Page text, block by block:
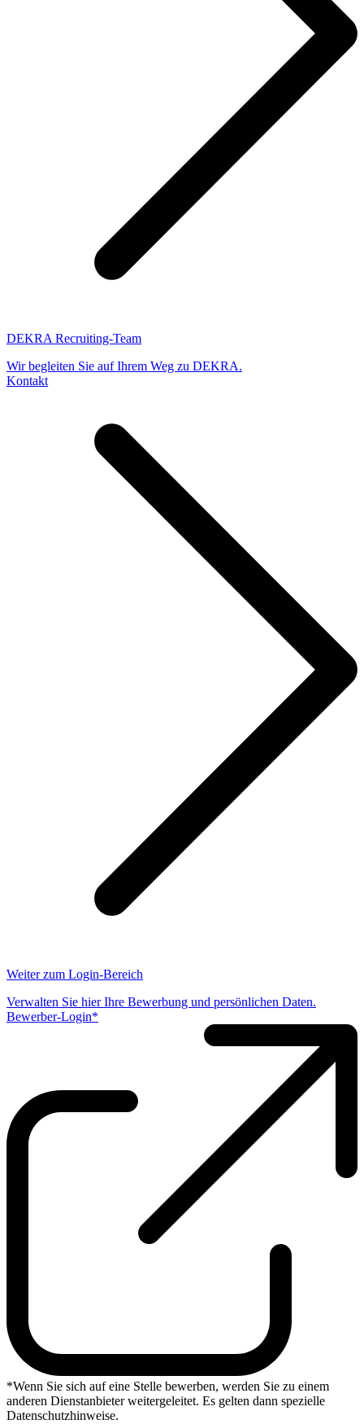
DEKRA Recruiting-Team
Wir begleiten Sie auf Ihrem Weg zu DEKRA.
Kontakt
Weiter zum Login-Bereich
Verwalten Sie hier Ihre Bewerbung und persönlichen Daten.
Bewerber-Login*
*Wenn Sie sich auf eine Stelle bewerben, werden Sie zu einem
anderen Dienstanbieter weitergeleitet. Es gelten dann spezielle
Datenschutzhinweise.